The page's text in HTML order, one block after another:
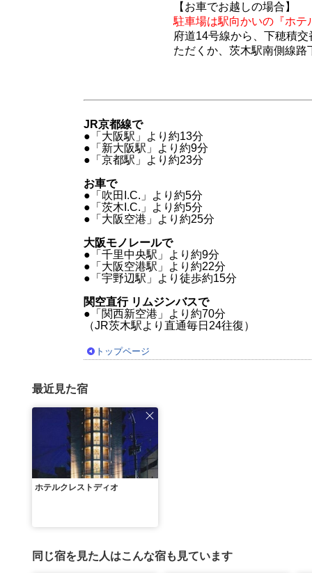
【お車でお越しの場合】
駐車場は駅向かいの『ホテ
府道14号線から、下穂積
ただくか、茨木駅南側線
JR京都線で
●「大阪駅」より約13分
●「新大阪駅」より約9分
●「京都駅」より約23分
お車で
●「吹田I.C.」より約5分
●「茨木I.C.」より約5分
●「大阪空港」より約25分
大阪モノレールで
●「千里中央駅」より約9分
●「大阪空港駅」より約22分
●「宇野辺駅」より徒歩約15分
関空直行 リムジンバスで
●「関西新空港」より約70分
（JR茨木駅より直通毎日24往復）
トップページ
最近見た宿
ホテルクレストディオ
同じ宿を見た人はこんな宿も見ています